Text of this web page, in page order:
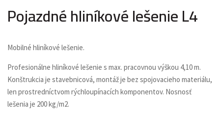
Pojazdné hliníkové lešenie L4
Mobilné hliníkové lešenie.
Profesionálne hliníkové lešenie s max. pracovnou výškou 4,10 m.
Konštrukcia je stavebnicová, montáž je bez spojovacieho materiálu,
len prostredníctvom rýchloupínacích komponentov. Nosnosť
lešenia je 200 kg/m2.